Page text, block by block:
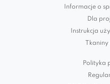
Informacje o
Dla
Instrukcja
Polityka